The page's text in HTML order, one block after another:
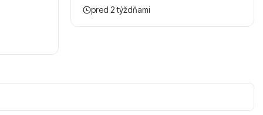
pred 2 týždňami